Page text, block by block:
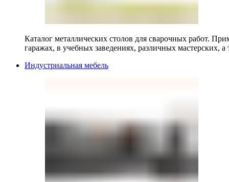
Каталог металлических столов для сварочных работ.
гаражах, в учебных заведениях, различных мастерских, а
Индустриальная мебель